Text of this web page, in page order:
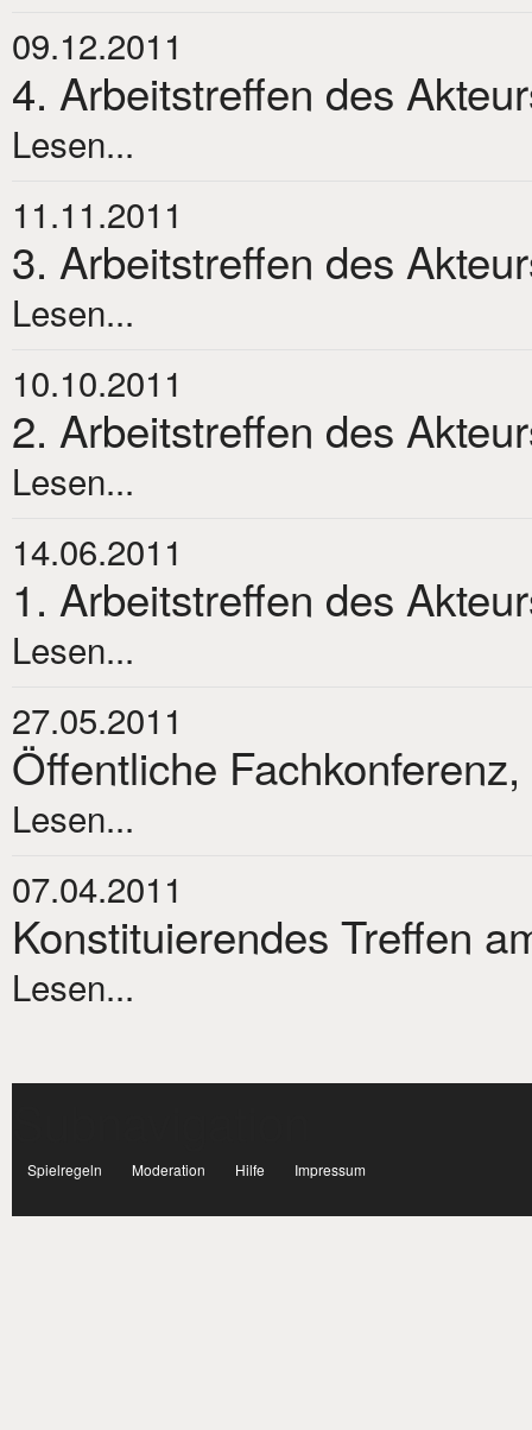
09.12.2011
4. Arbeitstreffen des
Lesen...
11.11.2011
3. Arbeitstreffen des
Lesen...
10.10.2011
2. Arbeitstreffen des
Lesen...
14.06.2011
1. Arbeitstreffen des
Lesen...
27.05.2011
Öffentliche
Lesen...
07.04.2011
Konstituierendes Treffen
Lesen...
Spielregeln Moderation Hilfe Impressum